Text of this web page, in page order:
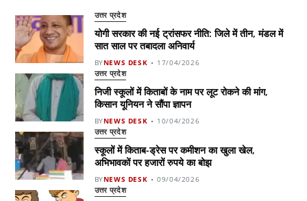
उत्तर प्रदेश
योगी सरकार की नई ट्रांसफर नीति: जिले में तीन, मंडल में
सात साल पर तबादला अनिवार्य
BYNEWS DESK 17/04/2026
उत्तर प्रदेश
निजी स्कूलों में किताबों के नाम पर लूट रोकने की मांग,
किसान यूनियन ने सौंपा ज्ञापन
BYNEWS DESK 10/04/2026
उत्तर प्रदेश
स्कूलों में किताब-ड्रेस पर कमीशन का खुला खेल,
अभिभावकों पर हजारों रुपये का बोझ
BYNEWS DESK 09/04/2026
उत्तर प्रदेश